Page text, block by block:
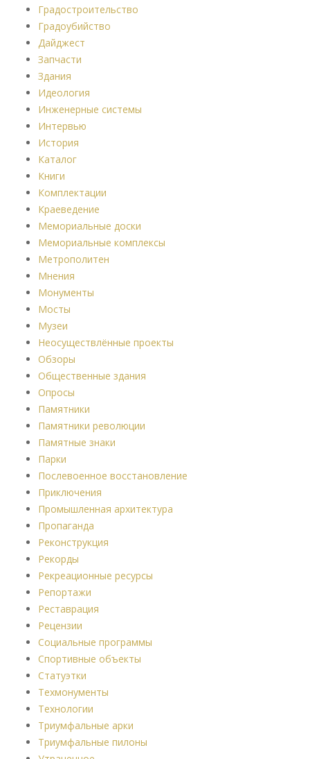
Градостроительство
Градоубийство
Дайджест
Запчасти
Здания
Идеология
Инженерные системы
Интервью
История
Каталог
Книги
Комплектации
Краеведение
Мемориальные доски
Мемориальные комплексы
Метрополитен
Мнения
Монументы
Мосты
Музеи
Неосуществлённые проекты
Обзоры
Общественные здания
Опросы
Памятники
Памятники революции
Памятные знаки
Парки
Послевоенное восстановление
Приключения
Промышленная архитектура
Пропаганда
Реконструкция
Рекорды
Рекреационные ресурсы
Репортажи
Реставрация
Рецензии
Социальные программы
Спортивные объекты
Статуэтки
Техмонументы
Технологии
Триумфальные арки
Триумфальные пилоны